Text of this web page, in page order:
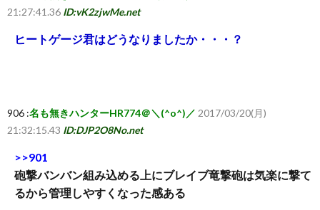
21:27:41.36 ID:vK2zjwMe.net
ヒートゲージ君はどうなりましたか・・・？
906 :名も無きハンターHR774＠＼(^o^)／ 2017/03/20(月)
21:32:15.43 ID:DJP2O8No.net
>>901
砲撃バンバン組み込める上にブレイブ竜撃砲は気楽に撃て
るから管理しやすくなった感ある